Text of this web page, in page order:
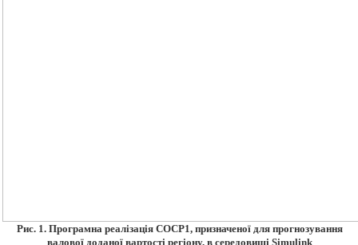
Рис. 1. Програмна реалізація СОСР1, призначеної для прогнозування
валової доданої вартості регіону, в середовищі Simulink